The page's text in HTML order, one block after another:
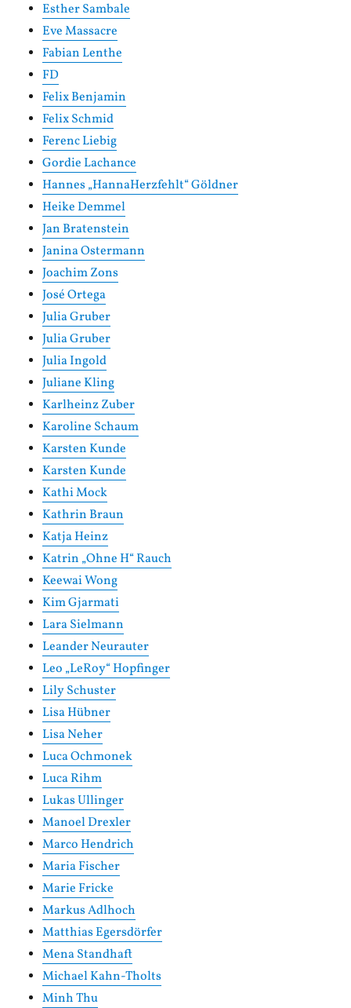
Esther Sambale
Eve Massacre
Fabian Lenthe
FD
Felix Benjamin
Felix Schmid
Ferenc Liebig
Gordie Lachance
Hannes „HannaHerzfehlt“ Göldner
Heike Demmel
Jan Bratenstein
Janina Ostermann
Joachim Zons
José Ortega
Julia Gruber
Julia Gruber
Julia Ingold
Juliane Kling
Karlheinz Zuber
Karoline Schaum
Karsten Kunde
Karsten Kunde
Kathi Mock
Kathrin Braun
Katja Heinz
Katrin „Ohne H“ Rauch
Keewai Wong
Kim Gjarmati
Lara Sielmann
Leander Neurauter
Leo „LeRoy“ Hopfinger
Lily Schuster
Lisa Hübner
Lisa Neher
Luca Ochmonek
Luca Rihm
Lukas Ullinger
Manoel Drexler
Marco Hendrich
Maria Fischer
Marie Fricke
Markus Adlhoch
Matthias Egersdörfer
Mena Standhaft
Michael Kahn-Tholts
Minh Thu